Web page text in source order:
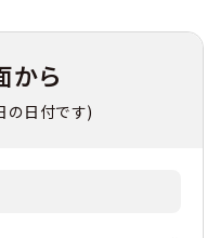
から
の日付です)